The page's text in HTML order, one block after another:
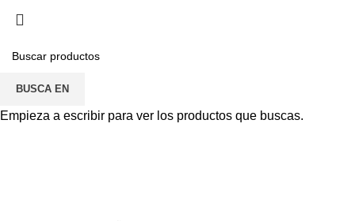
CON: CENTRO EDUCATIVO - 912 092 520 | GENERAL -
911 997 434 (CHAMADA PARA REDE MÓVEL
BUSCA EN
Empieza a escribir para ver los productos que buscas.